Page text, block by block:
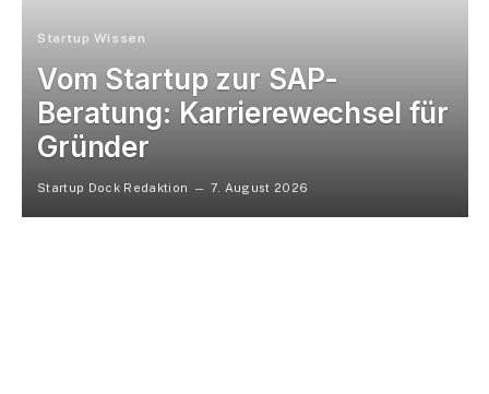
Startup Wissen
Vom Startup zur SAP-
Beratung: Karrierewechsel für
Gründer
Startup Dock Redaktion 7. August 2026